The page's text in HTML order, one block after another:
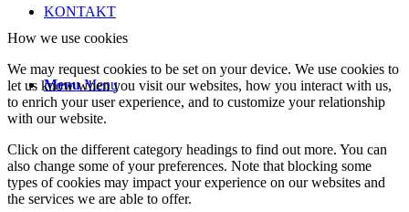
KONTAKT
Menu Menu
How we use cookies
We may request cookies to be set on your device. We use cookies to
let us know when you visit our websites, how you interact with us,
to enrich your user experience, and to customize your relationship
with our website.
Click on the different category headings to find out more. You can
also change some of your preferences. Note that blocking some
types of cookies may impact your experience on our websites and
the services we are able to offer.